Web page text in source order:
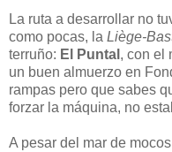
La ruta a desarrollar no
como pocas, la Liège-
terruño: El Puntal , con el
un buen almuerzo en
rampas pero que sabes
forzar la máquina, no
A pesar del mar de